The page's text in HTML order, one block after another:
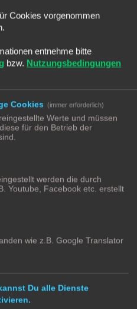
hat es möglicherweise nicht
in dem du deinen Beitrag
Gruppen dürfen Dateien hochladen.
meistens von der Administration
dieser Regeln verstoßen hast, kann
dass dies die Entscheidung der
Limited nichts mit dieser
Administrator, sofern du die nicht
melden?
Berechtigungen vergeben hat,
des Beitrags, um diesen zu melden.
geführt.
beim Schreiben eines Beitrags?
absenden. Den gesicherten Beitrag
Cookies vorgenommen
entnehme bitte
bzw. Nutzungsbedingungen
Cookies (immer erforderlich)
Werte und müssen
für den Betrieb der
werden die durch
Youtube, Facebook etc. erstellt
wie z.B. Google Translator
Du alle Dienste